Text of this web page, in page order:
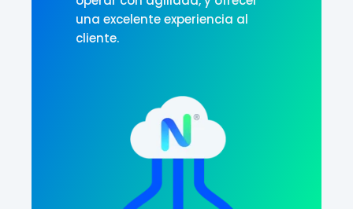
una excelente experiencia al
cliente.